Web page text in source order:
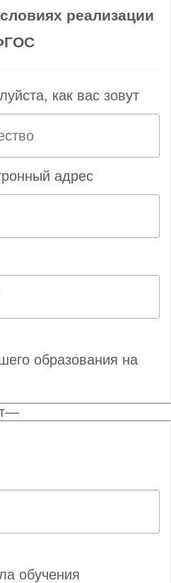
реализации
как вас зовут
адрес
образования на
обучения